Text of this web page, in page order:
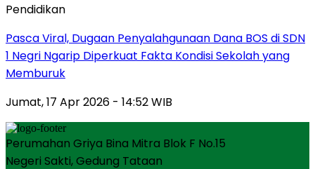
Pendidikan
Pasca Viral, Dugaan Penyalahgunaan Dana BOS di SDN
1 Negri Ngarip Diperkuat Fakta Kondisi Sekolah yang
Memburuk
Jumat, 17 Apr 2026 - 14:52 WIB
Perumahan Griya Bina Mitra Blok F No.15
Negeri Sakti, Gedung Tataan